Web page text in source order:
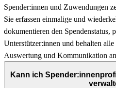
Spender:innen und Zuwendungen
Sie erfassen einmalige und
dokumentieren den Spendenstatus,
Unterstützer:innen und behalten
Auswertung und Kommunikation
Kann ich